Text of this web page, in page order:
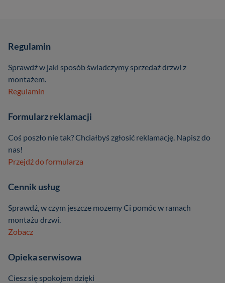
Regulamin
Sprawdź w jaki sposób świadczymy sprzedaż drzwi z
montażem.
Regulamin
Formularz reklamacji
Coś poszło nie tak? Chciałbyś zgłosić reklamację. Napisz do
nas!
Przejdź do formularza
Cennik usług
Sprawdź, w czym jeszcze mozemy Ci pomóc w ramach
montażu drzwi.
Zobacz
Opieka serwisowa
Ciesz się spokojem dzięki